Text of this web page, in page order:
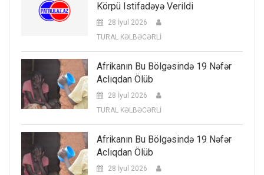
Körpü Istifadəyə Verildi
28 İyul 2026
TURAL KƏLBƏCƏRLİ
Afrikanın Bu Bölgəsində 19 Nəfər
Aclıqdan Ölüb
28 İyul 2026
TURAL KƏLBƏCƏRLİ
Afrikanın Bu Bölgəsində 19 Nəfər
Aclıqdan Ölüb
28 İyul 2026